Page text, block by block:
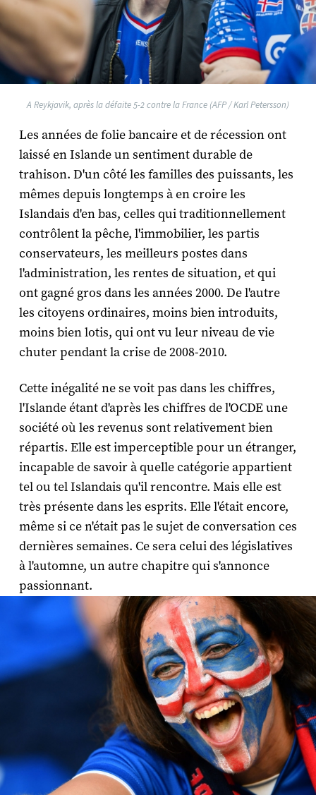
A Reykjavik, après la défaite 5-2 contre la France (AFP / Karl Petersson)
Les années de folie bancaire et de récession ont
laissé en Islande un sentiment durable de
trahison. D'un côté les familles des puissants, les
mêmes depuis longtemps à en croire les
Islandais d'en bas, celles qui traditionnellement
contrôlent la pêche, l'immobilier, les partis
conservateurs, les meilleurs postes dans
l'administration, les rentes de situation, et qui
ont gagné gros dans les années 2000. De l'autre
les citoyens ordinaires, moins bien introduits,
moins bien lotis, qui ont vu leur niveau de vie
chuter pendant la crise de 2008-2010.
Cette inégalité ne se voit pas dans les chiffres,
l'Islande étant d'après les chiffres de l'OCDE une
société où les revenus sont relativement bien
répartis. Elle est imperceptible pour un étranger,
incapable de savoir à quelle catégorie appartient
tel ou tel Islandais qu'il rencontre. Mais elle est
très présente dans les esprits. Elle l'était encore,
même si ce n'était pas le sujet de conversation ces
dernières semaines. Ce sera celui des législatives
à l'automne, un autre chapitre qui s'annonce
passionnant.